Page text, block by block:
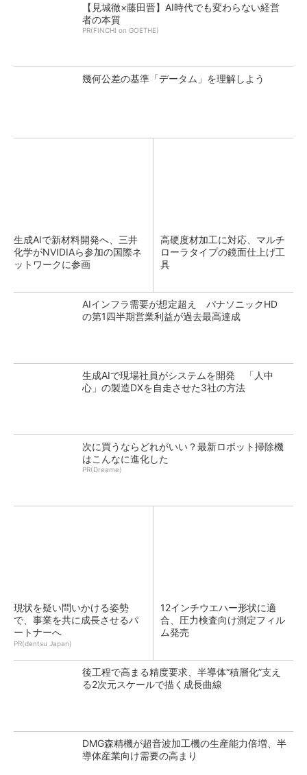
【見城徹×藤田晋】AI時代でも変わらない経営
者の本質
PR(FINCHI on GOETHE)
幾何公差の基準「データム」を理解しよう
生成AIで新材料開発へ、三井
化学がNVIDIAら参加の国際ネ
ットワークに参画
高硬度材加工に対応、マルチ
ローラタイプの鏡面仕上げ工
具
AIインフラ需要が想定超え パナソニックHD
の第1四半期営業利益が過去最高達成
生成AIで現場社員がシステムを開発 「人中
心」の製造DXを自走させた3社の方法
次に買うならどれがいい？最新ロボット掃除機
はこんなに進化した
PR(Dreame)
現状を疑い問いかける姿勢
で、事業を共に成長させるパ
ートナーへ
PR(dentsu Japan)
12インチウエハー形状に適
合、圧力検査向け測定フィル
ム発売
後工程で高まる精度要求、半導体“積層化”支え
る2次元スケールで描く成長曲線
DMG森精機が超音波加工機の生産能力倍増、半
導体産業向け需要の高まり